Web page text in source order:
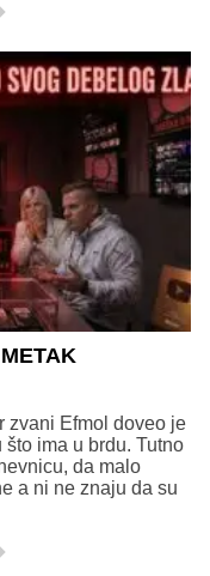
zvani Efmol doveo je
ima u brdu. Tutno
da malo
a ni ne znaju da su